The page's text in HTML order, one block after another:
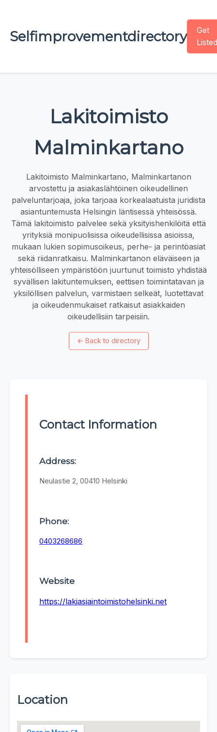
Selfimprovementdirectory
Get
Listed
Lakitoimisto
Malminkartano
Lakitoimisto Malminkartano, Malminkartanon
arvostettu ja asiakaslähtöinen oikeudellinen
palveluntarjoaja, joka tarjoaa korkealaatuista juridista
asiantuntemusta Helsingin läntisessä yhteisössä.
Tämä lakitoimisto palvelee sekä yksityishenkilöitä että
yrityksiä monipuolisissa oikeudellisissa asioissa,
mukaan lukien sopimusoikeus, perhe- ja perintöasiat
sekä riidanratkaisu. Malminkartanon eläväiseen ja
yhteisölliseen ympäristöön juurtunut toimisto yhdistää
syvällisen lakituntemuksen, eettisen toimintatavan ja
yksilöllisen palvelun, varmistaen selkeät, luotettavat
ja oikeudenmukaiset ratkaisut asiakkaiden
oikeudellisiin tarpeisiin.
← Back to directory
Contact Information
Address:
Neulastie 2, 00410 Helsinki
Phone:
0403268686
Website
https://lakiasiaintoimistohelsinki.net
Location